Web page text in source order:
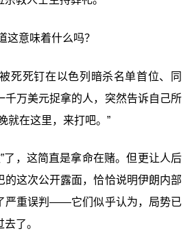
这意味着什么吗？
死死钉在以色列暗杀名单首位、同
千万美元捉拿的人，突然告诉自己所
就在这里，来打吧。”
了，这简直是拿命在赌。但更让人后
的这次公开露面，恰恰说明伊朗内部
严重误判——它们似乎认为，局势已
了。